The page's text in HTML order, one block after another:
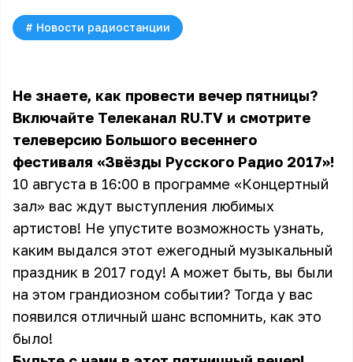
# Новости радиостанции
Не знаете, как провести вечер пятницы?
Включайте Телеканал RU.TV и смотрите
телеверсию Большого весеннего
фестиваля «Звёзды Русского Радио 2017»!
10 августа в 16:00 в программе «Концертный
зал» вас ждут выступления любимых
артистов! Не упустите возможность узнать,
каким выдался этот ежегодный музыкальный
праздник в 2017 году! А может быть, вы были
на этом грандиозном событии? Тогда у вас
появился отличный шанс вспомнить, как это
было!